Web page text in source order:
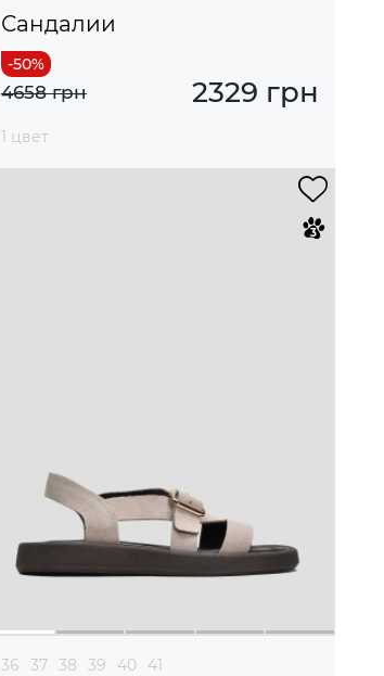
Сандалии
2329 грн
4658 грн
1 цвет
36 37 38 39 40 41